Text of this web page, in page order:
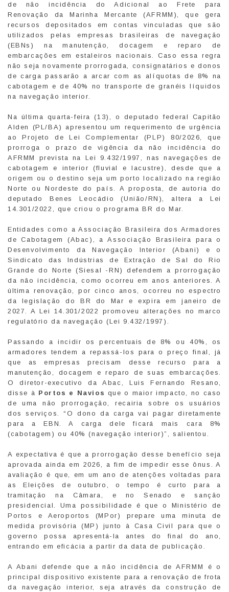
de não incidência do Adicional ao Frete para
Renovação da Marinha Mercante (AFRMM), que gera
recursos depositados em contas vinculadas que são
utilizados pelas empresas brasileiras de navegação
(EBNs) na manutenção, docagem e reparo de
embarcações em estaleiros nacionais. Caso essa regra
não seja novamente prorrogada, consignatários e donos
de carga passarão a arcar com as alíquotas de 8% na
cabotagem e de 40% no transporte de granéis líquidos
na navegação interior.
Na última quarta-feira (13), o deputado federal Capitão
Alden (PL/BA) apresentou um requerimento de urgência
ao Projeto de Lei Complementar (PLP) 80/2026, que
prorroga o prazo de vigência da não incidência do
AFRMM prevista na Lei 9.432/1997, nas navegações de
cabotagem e interior (fluvial e lacustre), desde que a
origem ou o destino seja um porto localizado na região
Norte ou Nordeste do país. A proposta, de autoria do
deputado Benes Leocádio (União/RN), altera a Lei
14.301/2022, que criou o programa BR do Mar.
Entidades como a Associação Brasileira dos Armadores
de Cabotagem (Abac), a Associação Brasileira para o
Desenvolvimento da Navegação Interior (Abani) e o
Sindicato das Indústrias de Extração de Sal do Rio
Grande do Norte (Siesal -RN) defendem a prorrogação
da não incidência, como ocorreu em anos anteriores. A
última renovação, por cinco anos, ocorreu no espectro
da legislação do BR do Mar e expira em janeiro de
2027. A Lei 14.301/2022 promoveu alterações no marco
regulatório da navegação (Lei 9.432/1997).
Passando a incidir os percentuais de 8% ou 40%, os
armadores tendem a repassá-los para o preço final, já
que as empresas precisam desse recurso para a
manutenção, docagem e reparo de suas embarcações.
O diretor-executivo da Abac, Luis Fernando Resano,
disse à Portos e Navios que o maior impacto, no caso
de uma não prorrogação, recairia sobre os usuários
dos serviços. “O dono da carga vai pagar diretamente
para a EBN. A carga dele ficará mais cara 8%
(cabotagem) ou 40% (navegação interior)”, salientou.
A expectativa é que a prorrogação desse benefício seja
aprovada ainda em 2026, a fim de impedir esse ônus. A
avaliação é que, em um ano de atenções voltadas para
as Eleições de outubro, o tempo é curto para a
tramitação na Câmara, e no Senado e sanção
presidencial. Uma possibilidade é que o Ministério de
Portos e Aeroportos (MPor) prepare uma minuta de
medida provisória (MP) junto à Casa Civil para que o
governo possa apresentá-la antes do final do ano,
entrando em eficácia a partir da data de publicação.
A Abani defende que a não incidência de AFRMM é o
principal dispositivo existente para a renovação de frota
da navegação interior, seja através da construção de